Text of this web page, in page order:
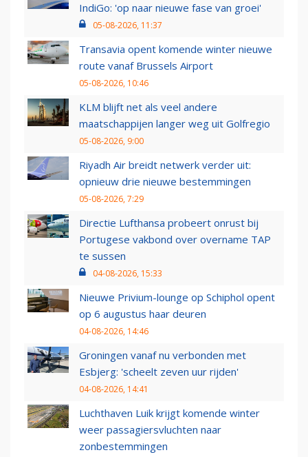
IndiGo: 'op naar nieuwe fase van groei'
05-08-2026, 11:37
Transavia opent komende winter nieuwe
route vanaf Brussels Airport
05-08-2026, 10:46
KLM blijft net als veel andere
maatschappijen langer weg uit Golfregio
05-08-2026, 9:00
Riyadh Air breidt netwerk verder uit:
opnieuw drie nieuwe bestemmingen
05-08-2026, 7:29
Directie Lufthansa probeert onrust bij
Portugese vakbond over overname TAP
te sussen
04-08-2026, 15:33
Nieuwe Privium-lounge op Schiphol opent
op 6 augustus haar deuren
04-08-2026, 14:46
Groningen vanaf nu verbonden met
Esbjerg: 'scheelt zeven uur rijden'
04-08-2026, 14:41
Luchthaven Luik krijgt komende winter
weer passagiersvluchten naar
zonbestemmingen